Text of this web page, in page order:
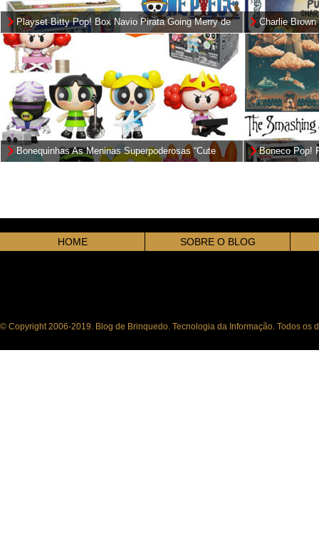
Playset Bitty Pop! Box Navio Pirata Going Merry de
One Piece
Charlie
Collector
Bonequinhas As Meninas Superpoderosas “Cute
Beats” Mokoo Blokees (Blind-Box)
Boneco Pop!
da Banda
HOME SOBRE O BLOG
© Copyright 2006-2019. Blog de Brinquedo. Tecnologia da Informação. Todos os